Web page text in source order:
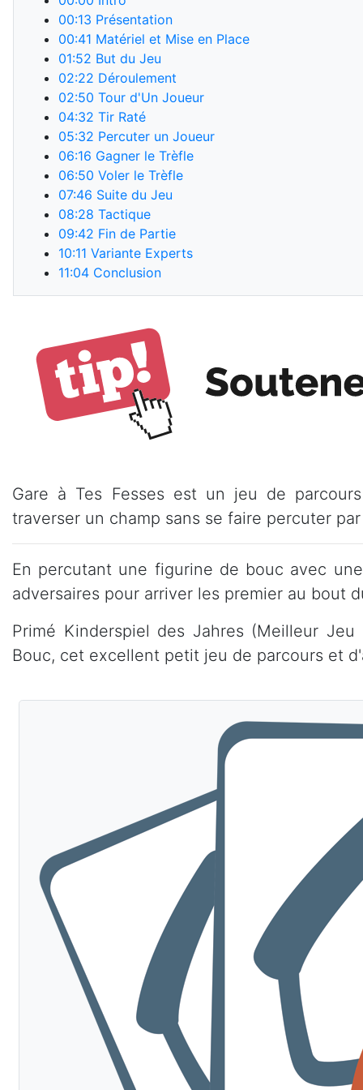
00:13 Présentation
00:41 Matériel et Mise en Place
01:52 But du Jeu
02:22 Déroulement
02:50 Tour d'Un Joueur
04:32 Tir Raté
05:32 Percuter un Joueur
06:16 Gagner le Trèfle
06:50 Voler le Trèfle
07:46 Suite du Jeu
08:28 Tactique
09:42 Fin de Partie
10:11 Variante Experts
11:04 Conclusion
Gare à Tes Fesses est un jeu de
traverser un champ sans se faire percuter
En percutant une figurine de bouc avec
adversaires pour arriver les premier au bout
Primé Kinderspiel des Jahres (Meilleur
Bouc, cet excellent petit jeu de parcours et